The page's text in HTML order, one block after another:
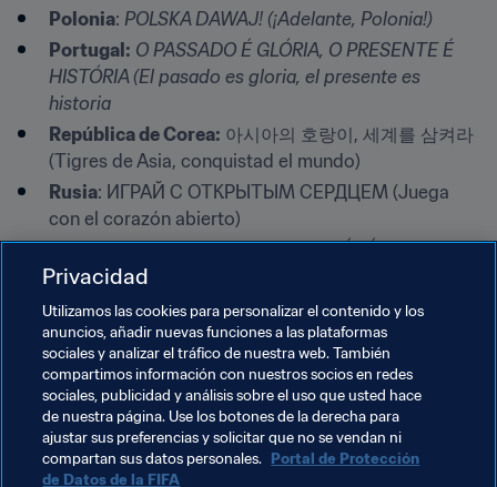
Polonia: POLSKA DAWAJ! (¡Adelante, Polonia!)
Portugal: O PASSADO É GLÓRIA, O PRESENTE É
HISTÓRIA (El pasado es gloria, el presente es
historia
República de Corea: 아시아의 호랑이, 세계를 삼켜라
(Tigres de Asia, conquistad el mundo)
Rusia: ИГРАЙ С ОТКРЫТЫМ СЕРДЦЕМ (Juega
con el corazón abierto)
Senegal: IMPOSSIBLE N'EST PAS SÉNÉGALAIS
(Imposible no es senegalés)
Serbia: JEDAN TIM, JEDAN SAN - SRBIJA! (Un
equipo, un sueño: ¡Serbia!)
Suecia : TILLSAMMANS FÖR SVERIGE! (¡Juntos por
Suecia!)
Suiza: FOUR LANGUAGES, ONE NATION (Cuatro
idiomas, una nación)
Túnez: يا روسيا جاوك النسور. يد وحدة ملاعبية و جمهور
Privacidad
Utilizamos las cookies para personalizar el contenido y los
anuncios, añadir nuevas funciones a las plataformas
sociales y analizar el tráfico de nuestra web. También
compartimos información con nuestros socios en redes
sociales, publicidad y análisis sobre el uso que usted hace
de nuestra página. Use los botones de la derecha para
ajustar sus preferencias y solicitar que no se vendan ni
compartan sus datos personales. Portal de Protección
de Datos de la FIFA